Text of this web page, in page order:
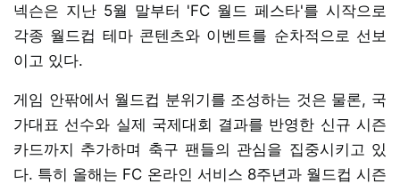
넥슨은 지난 5월 말부터 'FC 월드 페스타'를 시작으로
각종 월드컵 테마 콘텐츠와 이벤트를 순차적으로 선보
이고 있다.
게임 안팎에서 월드컵 분위기를 조성하는 것은 물론, 국
가대표 선수와 실제 국제대회 결과를 반영한 신규 시즌
카드까지 추가하며 축구 팬들의 관심을 집중시키고 있
다. 특히 올해는 FC 온라인 서비스 8주년과 월드컵 시즌